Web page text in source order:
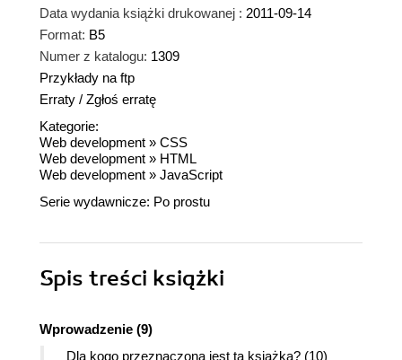
Data wydania książki drukowanej : 2011-09-14
Format: B5
Numer z katalogu: 1309
Przykłady na ftp
Erraty / Zgłoś erratę
Kategorie:
Web development » CSS
Web development » HTML
Web development » JavaScript
Serie wydawnicze: Po prostu
Spis treści książki
Wprowadzenie (9)
Dla kogo przeznaczona jest ta książka? (10)